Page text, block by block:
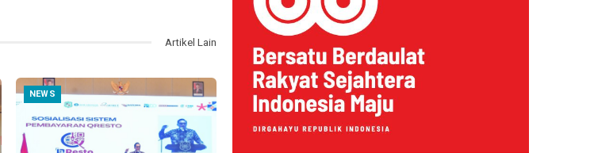
Artikel Lain
NEWS